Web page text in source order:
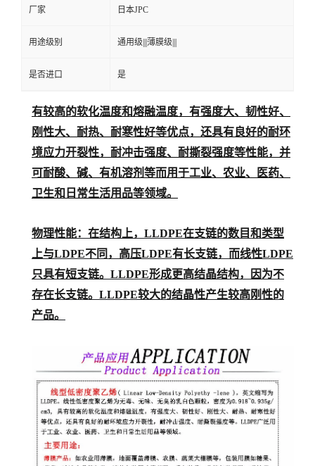
厂家 日本JPC
用途级别 通用级|||薄膜级|||
是否进口 是
有较高的软化温度和熔融温度，有强度大、韧性好、
刚性大、耐热、耐寒性好等优点，还具有良好的耐环
境应力开裂性，耐冲击强度、耐撕裂强度等性能，并
可耐酸、碱、有机溶剂等而用于工业、农业、医药、
卫生和日常生活用品等领域。
物理性能： 在结构上，LLDPE在支链的数目和类型
上与LDPE不同，高压LDPE有长支链，而线性LDPE
只具有短支链。LLDPE形成更高结晶结构，因为不
存在长支链。LLDPE较大的结晶性产生较高刚性的
产品。